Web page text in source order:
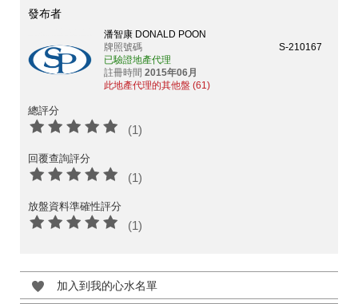
發布者
潘智康 DONALD POON
牌照號碼
S-210167
已驗證地產代理
註冊時間 2015年06月
此地產代理的其他盤 (61)
總評分
(1)
回覆查詢評分
(1)
放盤資料準確性評分
(1)
加入到我的心水名單